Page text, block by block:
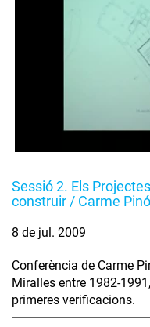
Sessió 2. Els
construir / Carme
8 de jul. 2009
Conferència de Carme
Miralles entre 1982-
primeres verificacions.